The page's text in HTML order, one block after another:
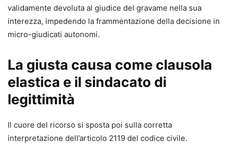
validamente devoluta al giudice del gravame nella sua
interezza, impedendo la frammentazione della decisione in
micro-giudicati autonomi.
La giusta causa come clausola
elastica e il sindacato di
legittimità
Il cuore del ricorso si sposta poi sulla corretta
interpretazione dell’articolo 2119 del codice civile.